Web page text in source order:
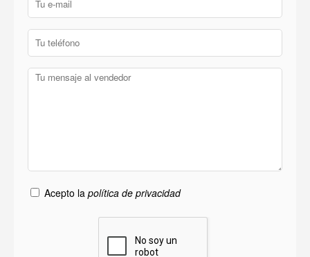
Acepto la política de privacidad